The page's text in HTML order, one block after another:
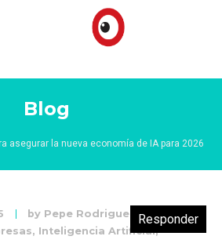
Blog
asegurar la nueva economía de IA para 2026
by Pepe Rodriguez
, Inteligencia Artificial,
Responder